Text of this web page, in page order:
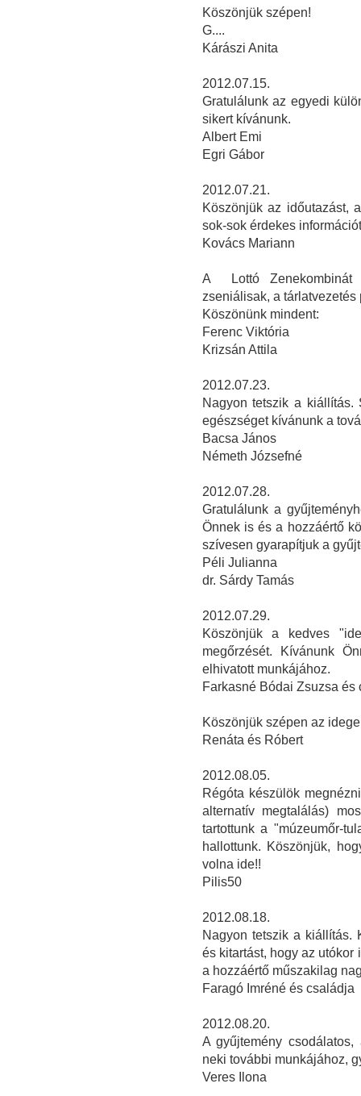
Köszönjük szépen!
G....
Kárászi Anita
2012.07.15.
Gratulálunk az egyedi
sikert kívánunk.
Albert Emi
Egri Gábor
2012.07.21.
Köszönjük az időutazást,
sok-sok érdekes
Kovács Mariann
A Lottó Zenekombinát
zseniálisak, a tárlatvezetés
Köszönünk mindent:
Ferenc Viktória
Krizsán Attila
2012.07.23.
Nagyon tetszik a kiállítás.
egészséget kívánunk a
Bacsa János
Németh Józsefné
2012.07.28.
Gratulálunk a
Önnek is és a hozzáértő
szívesen gyarapítjuk a
Péli Julianna
dr. Sárdy Tamás
2012.07.29.
Köszönjük a kedves
megőrzését. Kívánunk
elhivatott munkájához.
Farkasné Bódai Zsuzsa és
Köszönjük szépen az
Renáta és Róbert
2012.08.05.
Régóta készülök
alternatív megtalálás)
tartottunk a "múzeumőr-
hallottunk. Köszönjük,
volna ide!!
Pilis50
2012.08.18.
Nagyon tetszik a kiállítás.
és kitartást, hogy az
a hozzáértő műszakilag
Faragó Imréné és családja
2012.08.20.
A gyűjtemény
neki további munkájához,
Veres Ilona